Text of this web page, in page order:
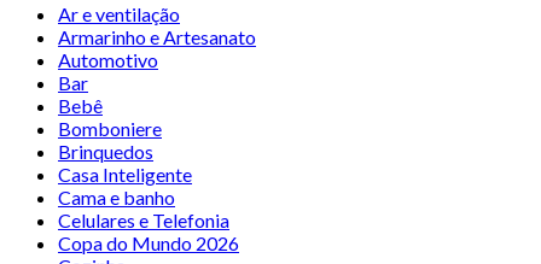
Ar e ventilação
Armarinho e Artesanato
Automotivo
Bar
Bebê
Bomboniere
Brinquedos
Casa Inteligente
Cama e banho
Celulares e Telefonia
Copa do Mundo 2026